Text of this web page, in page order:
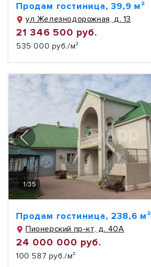
Продам гостиница, 39,9 м²
ул Железнодорожная, д. 13
21 346 500 руб.
535 000 руб./м²
1/35
Продам гостиница, 238,6 м²
Пионерский пр-кт, д. 40А
24 000 000 руб.
100 587 руб./м²